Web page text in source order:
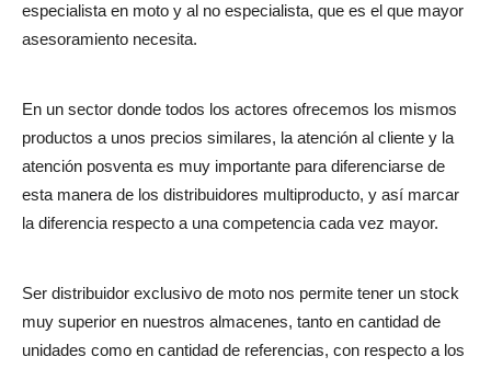
especialista en moto y al no especialista, que es el que mayor
asesoramiento necesita.
En un sector donde todos los actores ofrecemos los mismos
productos a unos precios similares, la atención al cliente y la
atención posventa es muy importante para diferenciarse de
esta manera de los distribuidores multiproducto, y así marcar
la diferencia respecto a una competencia cada vez mayor.
Ser distribuidor exclusivo de moto nos permite tener un stock
muy superior en nuestros almacenes, tanto en cantidad de
unidades como en cantidad de referencias, con respecto a los